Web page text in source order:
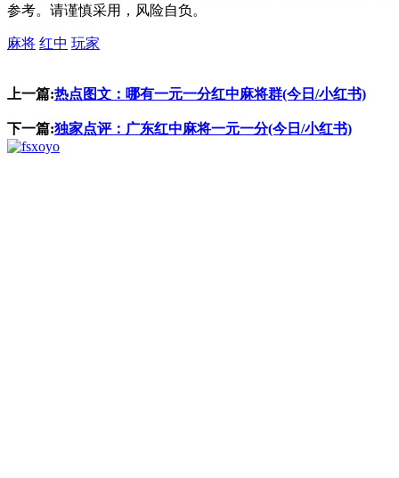
参考。请谨慎采用，风险自负。
麻将 红中 玩家
上一篇:热点图文：哪有一元一分红中麻将群(今日/小红书)
下一篇:独家点评：广东红中麻将一元一分(今日/小红书)